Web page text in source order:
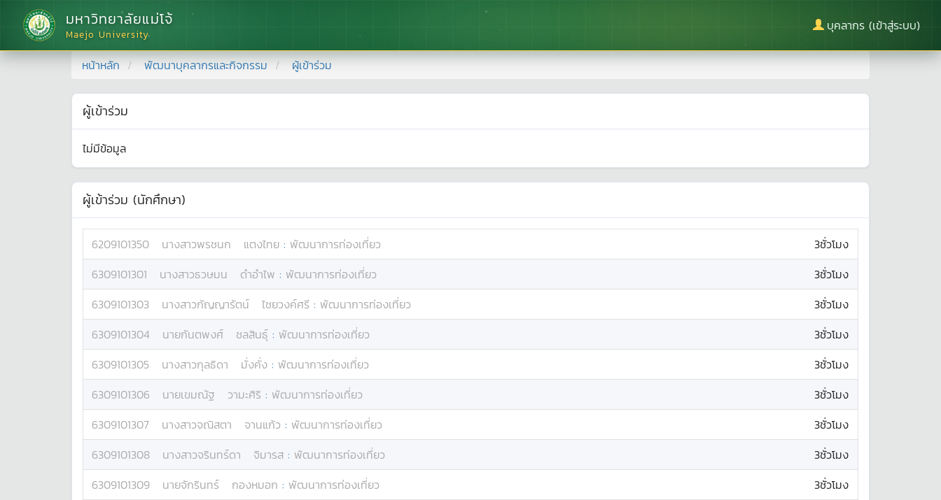
มหาวิทยาลัยแม่โจ้
Maejo University
บุคลากร (เข้าสู่ระบบ)
หน้าหลัก พัฒนาบุคลากรและกิจกรรม ผู้เข้าร่วม
ผู้เข้าร่วม
ไม่มีข้อมูล
ผู้เข้าร่วม (นักศึกษา)
6209101350 นางสาวพรชนก แตงไทย : พัฒนาการท่องเที่ยว
3ชั่วโมง
6309101301
นางสาวธวษมน ดำอำไพ : พัฒนาการท่องเที่ยว
3ชั่วโมง
6309101303
นางสาวกัญญารัตน์ ไชยวงค์ศรี : พัฒนาการท่องเที่ยว
3ชั่วโมง
6309101304
นายกันตพงศ์ ชลสินธุ์ : พัฒนาการท่องเที่ยว
3ชั่วโมง
6309101305
นางสาวกุลธิดา มั่งคั่ง : พัฒนาการท่องเที่ยว
3ชั่วโมง
6309101306
นายเขมณัฐ วามะศิริ : พัฒนาการท่องเที่ยว
3ชั่วโมง
6309101307
นางสาวจณิสตา จานแก้ว : พัฒนาการท่องเที่ยว
3ชั่วโมง
6309101308
นางสาวจรินทร์ดา จิมารส : พัฒนาการท่องเที่ยว
3ชั่วโมง
6309101309
นายจักรินทร์ กองหมอก : พัฒนาการท่องเที่ยว
3ชั่วโมง